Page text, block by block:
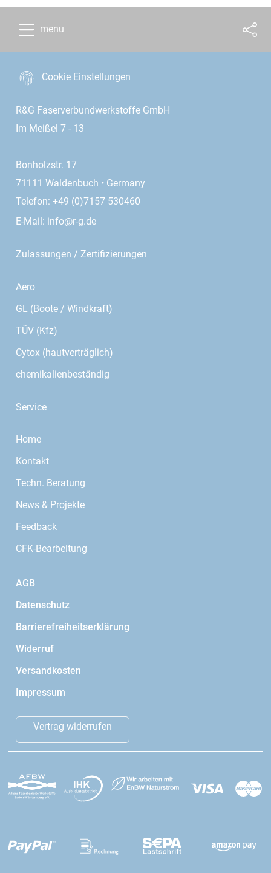
menu
Cookie Einstellungen
R&G Faserverbundwerkstoffe GmbH
Im Meißel 7 - 13
Bonholzstr. 17
71111 Waldenbuch • Germany
Telefon: +49 (0)7157 530460
E-Mail: info@r-g.de
Zulassungen / Zertifizierungen
Aero
GL (Boote / Windkraft)
TÜV (Kfz)
Cytox (hautverträglich)
chemikalienbeständig
Service
Home
Kontakt
Techn. Beratung
News & Projekte
Feedback
CFK-Bearbeitung
AGB
Datenschutz
Barrierefreiheitserklärung
Widerruf
Versandkosten
Impressum
Vertrag widerrufen